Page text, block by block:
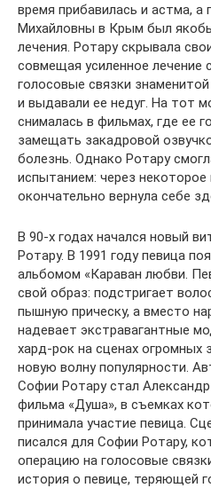
время прибавилась и астма, а
Михайловны в Крым был
лечения. Ротару скрывала
совмещая усиленное лечение
голосовые связки
и выдавали ее недуг. На тот
снималась в фильмах, где ее
замещать закадровой
болезнь. Однако Ротару
испытанием: через некоторое
окончательно вернула себе
В 90-х годах начался новый
Ротару. В 1991 году певица
альбомом «Караван любви.
свой образ: подстригает
пышную прическу, а вместо
надевает экстравагантные
хард-рок на сценах огромных
новую волну популярности.
Софии Ротару стал
фильма «Душа», в съемках
принимала участие певица.
писался для Софии Ротару,
операцию на голосовые
история о певице, теряющей